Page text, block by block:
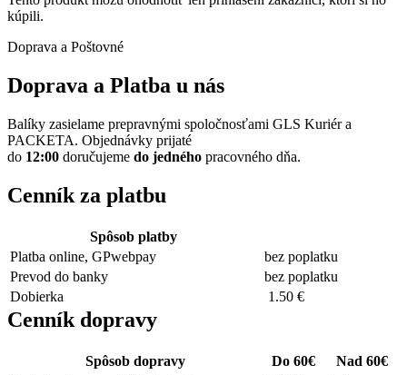
kúpili.
Doprava a Poštovné
Doprava a Platba u nás
Balíky zasielame prepravnými spoločnosťami GLS Kuriér a
PACKETA. Objednávky prijaté
do 12:00 doručujeme do jedného pracovného dňa.
Cenník za platbu
Spôsob platby
Platba online, GPwebpay
bez poplatku
Prevod do banky
bez poplatku
Dobierka
1.50 €
Cenník dopravy
Spôsob dopravy Do 60€
Nad 60€